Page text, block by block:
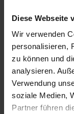
Diese Webseite
Wir verwenden
personalisieren,
zu können und
analysieren.
Verwendung
soziale Medien,
Partner führen
Ausführliche
Flensburg oder
liegen Flyer
Info: Eva